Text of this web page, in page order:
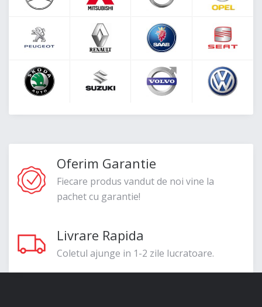
Oferim Garantie
Fiecare produs vandut de noi vine la
pachet cu garantie!
Livrare Rapida
Coletul ajunge in 1-2 zile lucratoare.